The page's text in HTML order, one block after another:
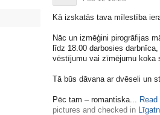
Kā izskatās tava mīlestība
Nāc un izmēģini pirogrāfijas
līdz 18.00 darbosies
vēstījumu vai zīmējumu koka
Tā būs dāvana ar dvēseli un
Pēc tam – romantiska​...
pictures and checked in